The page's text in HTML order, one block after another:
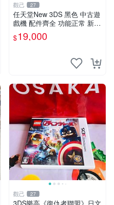
觀己 27
任天堂New 3DS 黑色 中古遊
戲機 配件齊全 功能正常 新小
三 日版 中古任天堂3DS 黑色
配件齊全 良品 白屏 任天堂N
$19,000
觀己 27